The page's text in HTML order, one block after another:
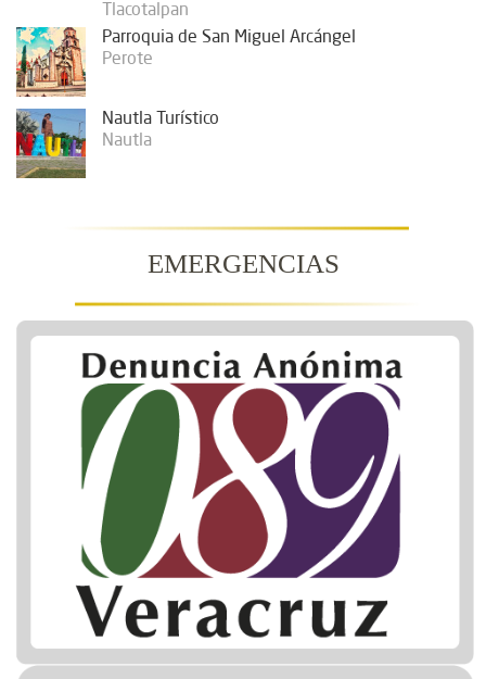
Tlacotalpan
Parroquia de San Miguel Arcángel
Perote
Nautla Turístico
Nautla
EMERGENCIAS